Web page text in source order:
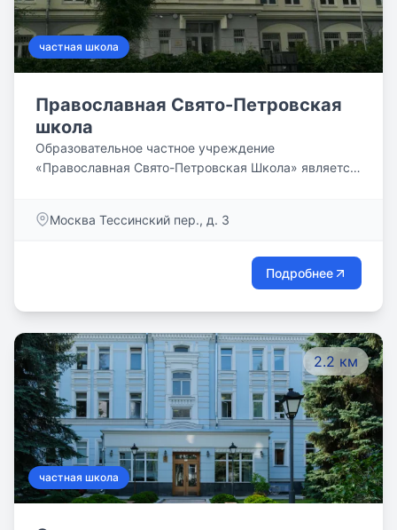
частная школа
Православная Свято-Петровская
школа
Образовательное частное учреждение
«Православная Свято-Петровская Школа» является
обеспечить высокий уровень образования, в
компонент образования, развитие индивидуальных
способностей детей, а также их нравственное,
мировой культуры.
Москва Тессинский пер., д. 3
Подробнее
2.2 км
частная школа